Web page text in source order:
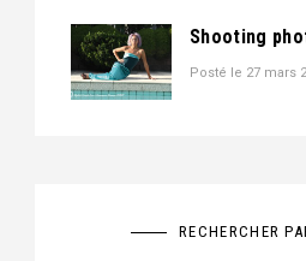
Shooting
Posté le 27 mars
RECHERCHER